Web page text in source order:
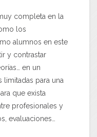
completa en la
los
alumnos en este
y contrastar
en un
para una
que exista
profesionales y
evaluaciones…